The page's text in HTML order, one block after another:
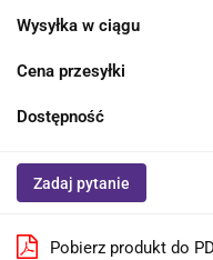
Wysyłka w ciągu
Cena przesyłki
Dostępność
Zadaj pytanie
Pobierz produkt do